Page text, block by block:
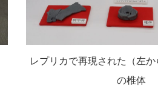
レプリカで再現された（左
の椎体